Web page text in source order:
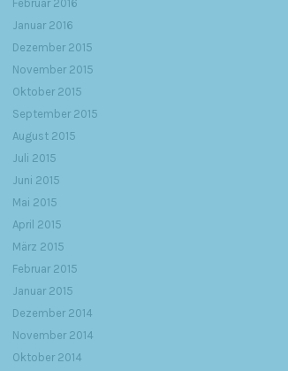
Februar 2016
Januar 2016
Dezember 2015
November 2015
Oktober 2015
September 2015
August 2015
Juli 2015
Juni 2015
Mai 2015
April 2015
März 2015
Februar 2015
Januar 2015
Dezember 2014
November 2014
Oktober 2014